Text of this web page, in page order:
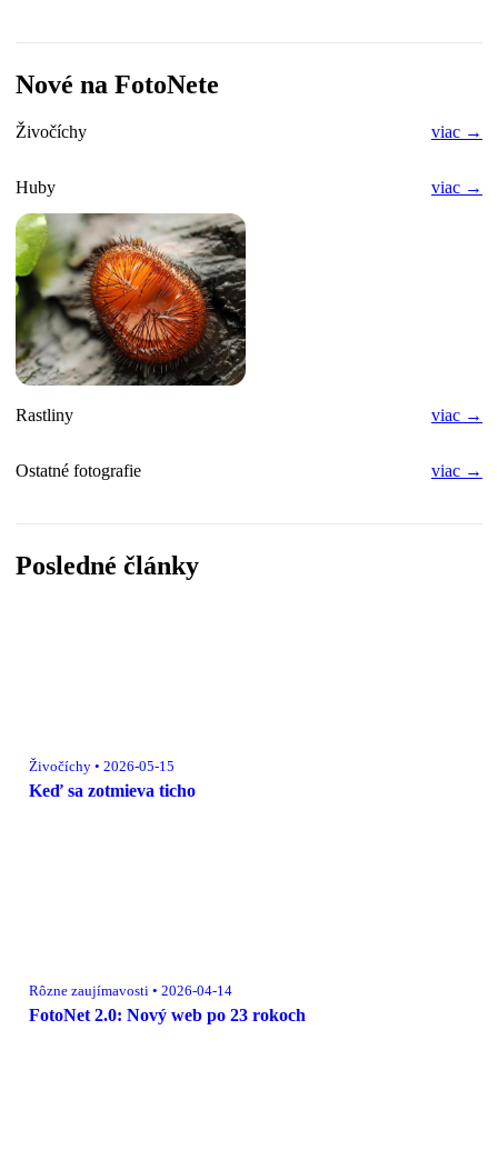
Nové na FotoNete
Živočíchy viac →
Huby viac →
Rastliny viac →
Ostatné fotografie viac →
Posledné články
Živočíchy • 2026-05-15
Keď sa zotmieva ticho
Rôzne zaujímavosti • 2026-04-14
FotoNet 2.0: Nový web po 23 rokoch